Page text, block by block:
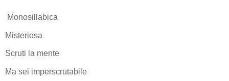
Monosillabica
Misteriosa
Scruti la mente
Ma sei imperscrutabile